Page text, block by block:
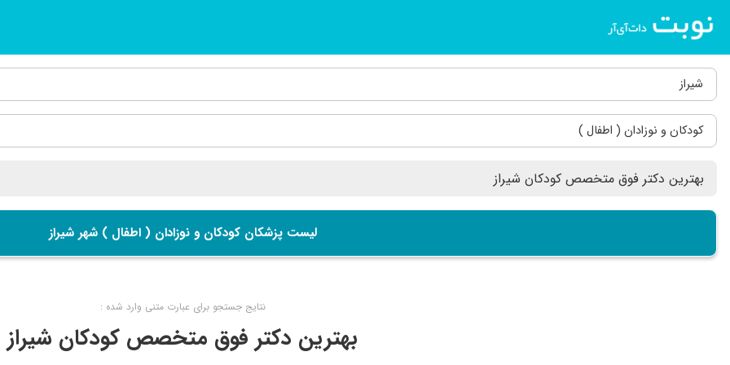
شیراز
کودکان و نوزادان ( اطفال )
لیست پزشکان کودکان و نوزادان ( اطفال ) شهر شیراز
نتایج جستجو برای عبارت متنی وارد شده :
بهترین دکتر فوق متخصص کودکان شیراز